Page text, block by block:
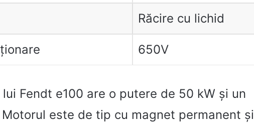
Răcire cu lichid
650V
Fendt e100 are o putere de 50 kW și un
este de tip cu magnet permanent și